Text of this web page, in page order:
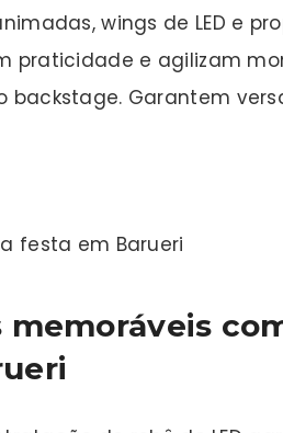
wings de LED e
praticidade e agilizam
Garantem
festa em Barueri
memoráveis